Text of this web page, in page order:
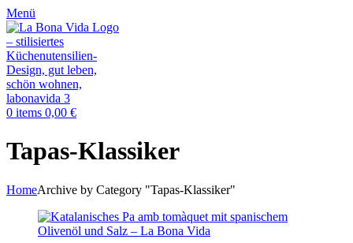
Menü
0 items 0,00 €
Tapas-Klassiker
HomeArchive by Category "Tapas-Klassiker"